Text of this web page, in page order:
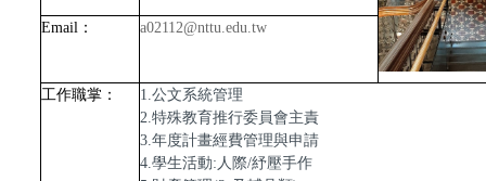
Email ： a02112@nttu.edu.tw
工作職掌：
1.公文系統管理
2.特殊教育推行委員會主責
3.年度計畫經費管理與申請
4.學生活動:人際/紓壓手作